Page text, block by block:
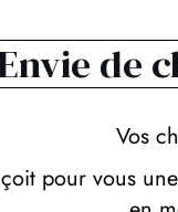
:
et les colorations
L’ambiance est
de
Vos
pour vous